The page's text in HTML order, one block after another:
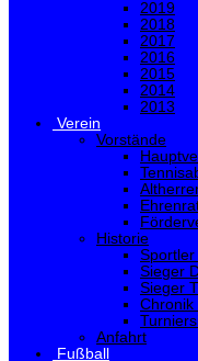
2019
2018
2017
2016
2015
2014
2013
Verein
Vorstände
Historie
Sieger
Sieger
Chronik
Anfahrt
Fußball